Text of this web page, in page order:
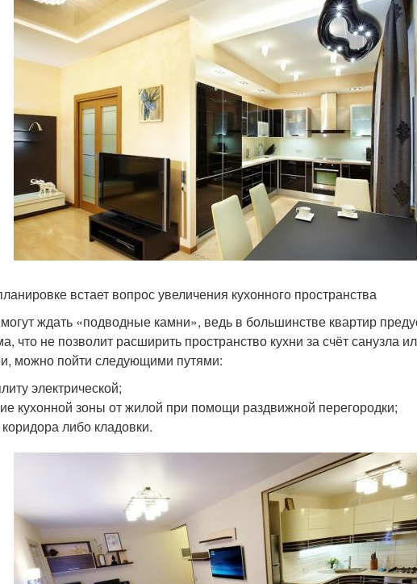
встает вопрос увеличения кухонного пространства
ждать «подводные камни», ведь в большинстве квартир
что не позволит расширить пространство кухни за счёт санузла
можно пойти следующими путями:
электрической;
кухонной зоны от жилой при помощи раздвижной перегородки;
либо кладовки.